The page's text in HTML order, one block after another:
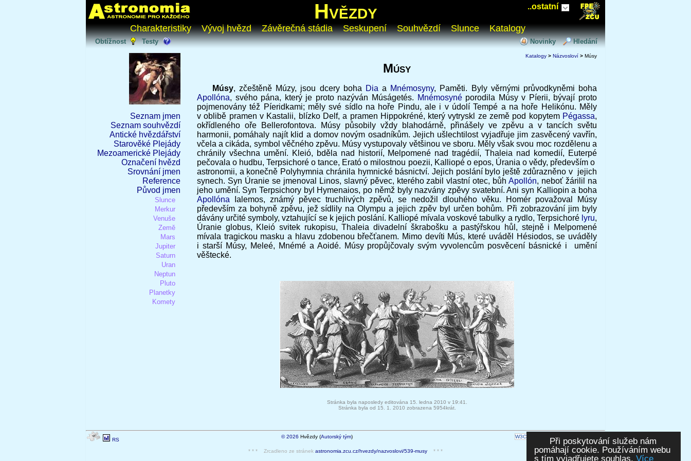
Při poskytování služeb nám
pomáhají cookie. Používáním webu
s tím vyjadřujete souhlas. Více
..ostatní
Hvězdy
Charakteristiky Vývoj hvězd Závěrečná stádia Seskupení Souhvězdí Slunce Katalogy
Obtížnost Testy Novinky Hledání
Seznam jmen
Seznam souhvězdí
Antické hvězdářství
Starověké Plejády
Mezoamerické Plejády
Označení hvězd
Srovnání jmen
Reference
Původ jmen
Slunce
Merkur
Venuše
Země
Mars
Jupiter
Saturn
Uran
Neptun
Pluto
Planetky
Komety
Katalogy > Názvosloví > Músy
Músy
Músy, zčeštěně Múzy, jsou dcery boha Dia a Mnémosyny, Paměti. Byly věrnými průvodkyněmi boha
Apollóna, svého pána, který je proto nazýván Múságetés. Mnémosynéporodila Músy v Píerii, bývají proto
pojmenovány též Píeridkami; měly své sídlo na hoře Pindu, ale i v údolí Tempé a na hoře Helikónu. Měly
v oblibě pramen v Kastalii, blízko Delf, a pramen Hippokréné, který vytryskl ze země pod kopytem Pégassa,
okřídleného oře Bellerofontova. Músy působily vždy blahodárně, přinášely ve zpěvu a v tancích světu
harmonii, pomáhaly najít klid a domov novým osadníkům. Jejich ušlechtilost vyjadřuje jim zasvěcený vavřín,
včela a cikáda, symbol věčného zpěvu. Músy vystupovaly většinou ve sboru. Měly však svou moc rozdělenu a
chránily všechna umění. Kleió, bděla nad historií, Melpomené nad tragédií, Thaleia nad komedií, Euterpé
pečovala o hudbu, Terpsichoré o tance, Erató o milostnou poezii, Kalliopé o epos, Úrania o vědy, především o
astronomii, a konečně Polyhymnia chránila hymnické básnictví. Jejich poslání bylo ještě zdůrazněno v jejich
synech. Syn Úranie se jmenoval Linos, slavný pěvec, kterého zabil vlastní otec, bůhApollón, neboť žárilil na
jeho umění. Syn Terpsichory byl Hymenaios, po němž byly nazvány zpěvy svatební. Ani syn Kalliopin a boha
Apollóna Ialemos, známý pěvec truchlivých zpěvů, se nedožil dlouhého věku. Homér považoval Músy
především za bohyně zpěvu, jež sídlily na Olympu a jejich zpěv byl určen bohům. Při zobrazování jim byly
dávány určité symboly, vztahující se k jejich poslání. Kalliopé mívala voskové tabulky a rydlo, Terpsichoré lyru,
Úranie globus, Kleió svitek rukopisu, Thaleia divadelní škrabošku a pastýřskou hůl, stejně i Melpomené
mívala tragickou masku a hlavu zdobenou břečťanem. Mimo devíti Mús, které uváděl Hésiodos, se uváděly
i starší Músy, Meleé, Mnémé a Aoidé. Músy propůjčovaly svým vyvolencům posvěcení básnické i umění
věštecké.
Stránka byla naposledy editována 15. ledna 2010 v 19:41.
Stránka byla od 15. 1. 2010 zobrazena 5954krát.
RS
W3C XHTML 1.0 RSS
© 2026 Hvězdy (Autorský tým)
* * * Zrcadleno ze stránek astronomia.zcu.cz/hvezdy/nazvoslovi/539-musy * * *